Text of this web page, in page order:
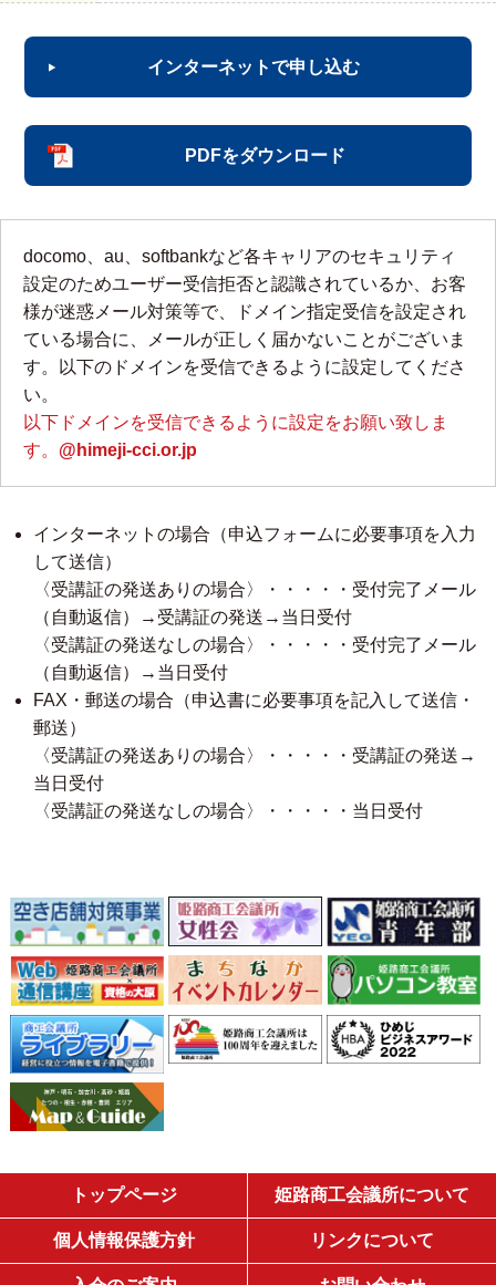
インターネットで申し込む
PDFをダウンロード
docomo、au、softbankなど各キャリアのセキュリティ
設定のためユーザー受信拒否と認識されているか、お客
様が迷惑メール対策等で、ドメイン指定受信を設定され
ている場合に、メールが正しく届かないことがございま
す。以下のドメインを受信できるように設定してくださ
い。
以下ドメインを受信できるように設定をお願い致しま
す。 @himeji-cci.or.jp
インターネットの場合（申込フォームに必要事項を入力
して送信）
〈受講証の発送ありの場合〉・・・・・受付完了メール
（自動返信）→受講証の発送→当日受付
〈受講証の発送なしの場合〉・・・・・受付完了メール
（自動返信）→当日受付
FAX・郵送の場合（申込書に必要事項を記入して送信・
郵送）
〈受講証の発送ありの場合〉・・・・・受講証の発送→
当日受付
〈受講証の発送なしの場合〉・・・・・当日受付
トップページ 姫路商工会議所について
個人情報保護方針 リンクについて